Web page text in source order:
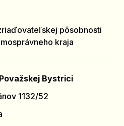
pôsobnosti
kraja
Bystrici
1132/52